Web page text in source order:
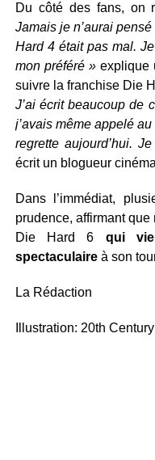
Du côté des fans, on
Jamais je n’aurai
Hard 4 était pas mal.
mon préféré »explique
suivre la franchise Die
J’ai écrit beaucoup de
j’avais même appelé
regrette aujourd’hui.
écrit un blogueur
Dans l’immédiat,
prudence, affirmant que
Die Hard 6 qui
spectaculaireà son
La Rédaction
Illustration: 20th